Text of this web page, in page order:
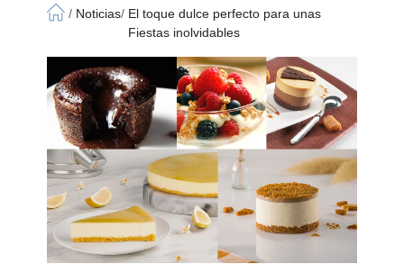
/ Noticias/ El toque dulce perfecto para unas
Fiestas inolvidables